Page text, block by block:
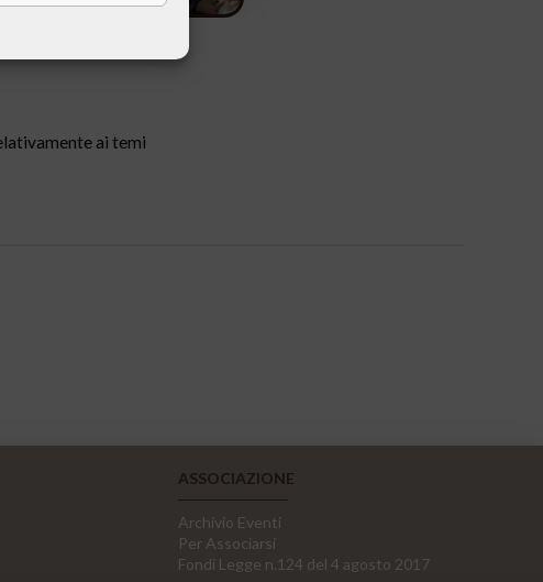
ai temi
ASSOCIAZIONE
Archivio Eventi
Per Associarsi
Fondi Legge n.124 del 4 agosto 2017